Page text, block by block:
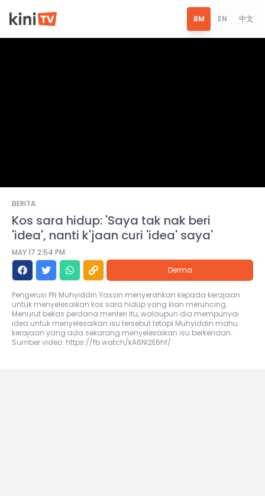
BM EN 中文
BERITA
Kos sara hidup: 'Saya tak nak beri
'idea', nanti k'jaan curi 'idea' saya'
MAY 17 2:54 PM
Derma
Pengerusi PN Muhyiddin Yassin menyerahkan kepada kerajaan
untuk menyelesaikan kos sara hidup yang kian meruncing.
Menurut bekas perdana menteri itu, walaupun dia mempunyai
idea untuk menyelesaikan isu tersebut tetapi Muhyiddin mahu
kerajaan yang ada sekarang menyelesaikan isu berkenaan.
Sumber video: https://fb.watch/kA6NI2E6hf/